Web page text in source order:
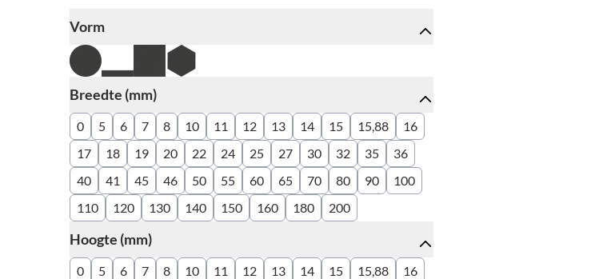
Vorm
filter
Breedte (mm)
filter
0 5 6 7 8 10 11 12 13 14 15 15,88
16
17
18 19 20 22 24 25 27 30 32 35
36
40
41 45 46 50 55 60 65 70 80 90
100
110
120 130 140 150 160 180 200
Hoogte (mm)
filter
0 5 6 7 8 10 11 12 13 14 15 15,88
16